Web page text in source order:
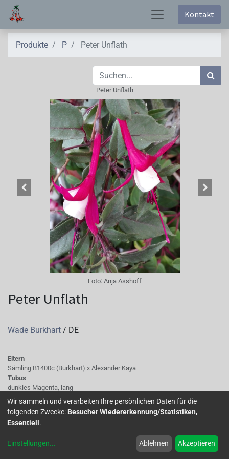
Kontakt
Produkte P Peter Unflath
Peter Unflath
Foto: Anja Asshoff
Peter Unflath
Wade Burkhart / DE
Eltern
Sämling B1400c (Burkhart) x Alexander Kaya
Tubus
dunkles Magenta, lang
Sepalen
dunkles Magenta, schlank
Korolle/Petalen
magenta geadert, weiß
Staubbeutel tiefviolett, magenta
Wir sammeln und verarbeiten Ihre persönlichen Daten für die
folgenden Zwecke: Besucher Wiedererkennung/Statistiken,
Essentiell .
Einstellungen... Ablehnen Akzeptieren